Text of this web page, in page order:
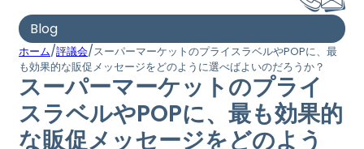
Blog
ホーム/評議会/スーパーマーケットのプライスラベルやPOPに、最
も効果的な販促メッセージをどのように選べばよいのだろうか？
スーパーマーケットのプライ
スラベルやPOPに、最も効果的
な販促メッセージをどのよう